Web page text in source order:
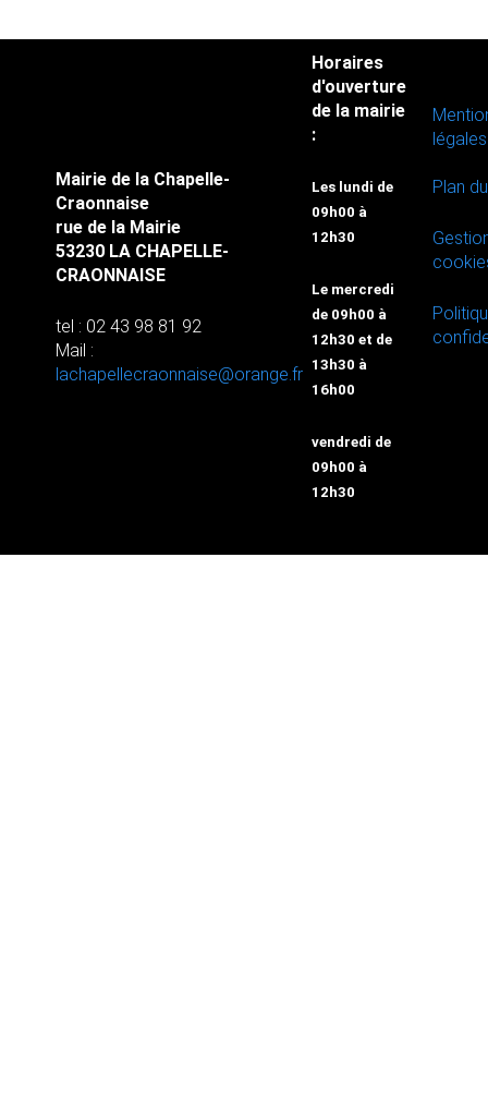
Mairie de la Chapelle-
Craonnaise
rue de la Mairie
53230 LA CHAPELLE-
CRAONNAISE
tel : 02 43 98 81 92
Mail :
lachapellecraonnaise@orange.fr
Horaires
d'ouverture
de la mairie
:
Les lundi de
09h00 à
12h30
Le mercredi
de 09h00 à
12h30 et de
13h30 à
16h00
vendredi de
09h00 à
12h30
légales
Plan